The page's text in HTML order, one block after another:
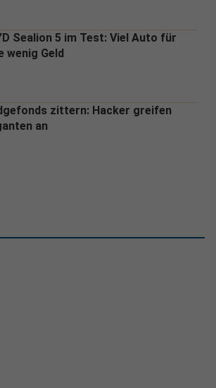
Sealion 5 im Test: Viel Auto für
wenig Geld
zittern: Hacker greifen
an